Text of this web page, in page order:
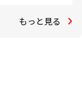
もっと見る